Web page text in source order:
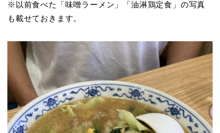
※以前食べた「味噌ラーメン」「油淋鶏定食」の写真
も載せておきます。